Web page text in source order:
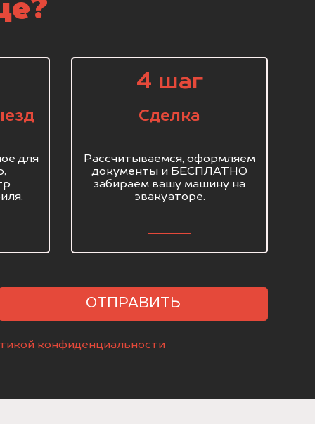
для
4 шаг
Сделка
Рассчитываемся, оформляем
документы и БЕСПЛАТНО
забираем вашу машину на
эвакуаторе.
ОТПРАВИТЬ
конфиденциальности